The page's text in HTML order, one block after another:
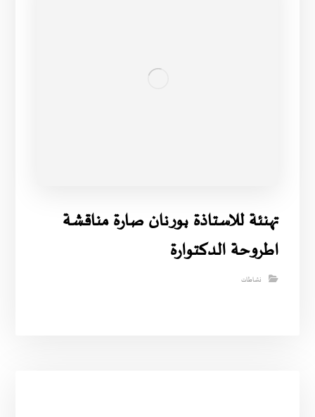
تهنئة للاستاذة بورنان صارة مناقشة
اطروحة الدكتوارة
نشاطات